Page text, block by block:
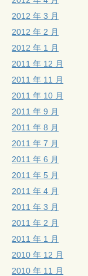
2012 年 3 月
2012 年 2 月
2012 年 1 月
2011 年 12 月
2011 年 11 月
2011 年 10 月
2011 年 9 月
2011 年 8 月
2011 年 7 月
2011 年 6 月
2011 年 5 月
2011 年 4 月
2011 年 3 月
2011 年 2 月
2011 年 1 月
2010 年 12 月
2010 年 11 月